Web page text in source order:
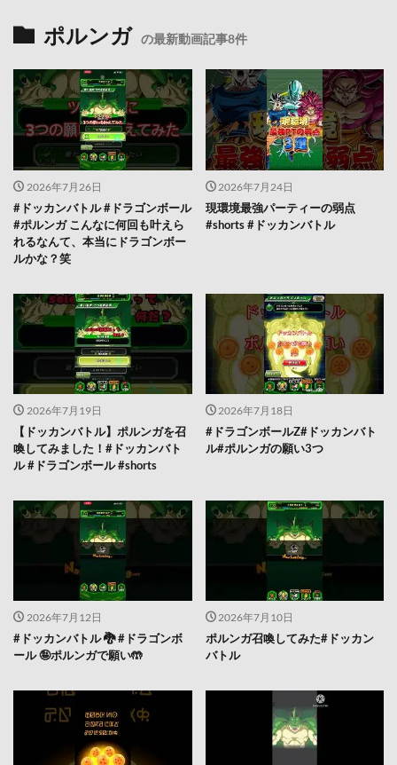
ポルンガ の最新動画記事8件
2026年7月26日
#ドッカンバトル #ドラゴンボール
#ポルンガ こんなに何回も叶えら
れるなんて、本当にドラゴンボー
ルかな？笑
2026年7月24日
現環境最強パーティーの弱点
#shorts #ドッカンバトル
2026年7月19日
【ドッカンバトル】ポルンガを召
喚してみました！#ドッカンバト
ル #ドラゴンボール #shorts
2026年7月18日
#ドラゴンボールZ#ドッカンバト
ル#ポルンガの願い3つ
2026年7月12日
#ドッカンバトル 🐉 #ドラゴンボ
ール 🤪ポルンガで願い🤲
2026年7月10日
ポルンガ召喚してみた#ドッカン
バトル